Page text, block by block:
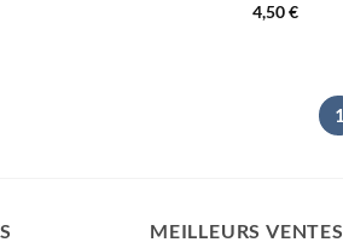
4,50€
1
MEILLEURS VENTES